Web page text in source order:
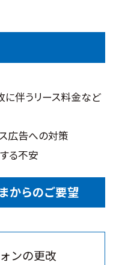
に伴うリース料金など
広告への対策
る不安
からのご要望
ンの更改